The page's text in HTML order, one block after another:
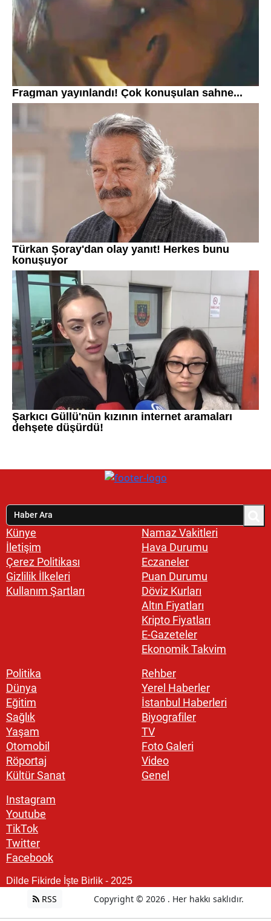
Künye
İletişim
Çerez Politikası
Gizlilik İlkeleri
Kullanım Şartları
Namaz Vakitleri
Hava Durumu
Eczaneler
Puan Durumu
Döviz Kurları
Altın Fiyatları
Kripto Fiyatları
E-Gazeteler
Ekonomik Takvim
Politika
Dünya
Eğitim
Sağlık
Yaşam
Otomobil
Röportaj
Kültür Sanat
Rehber
Yerel Haberler
İstanbul Haberleri
Biyografiler
TV
Foto Galeri
Video
Genel
Instagram
Youtube
TikTok
Twitter
Facebook
Dilde Fikirde İşte Birlik - 2025
RSS Copyright © 2026 . Her hakkı saklıdır.